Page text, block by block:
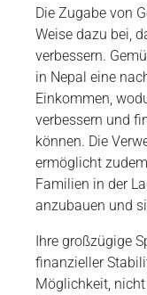
Die Zugabe von
Weise dazu bei,
verbessern.
in Nepal eine
Einkommen,
verbessern und
können. Die
ermöglicht
Familien in der
anzubauen und
Ihre großzügige
finanzieller
Möglichkeit,